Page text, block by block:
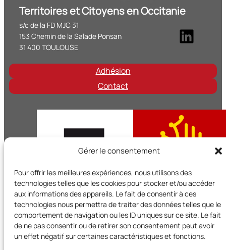
Gérer le consentement
Pour offrir les meilleures expériences, nous utilisons des
technologies telles que les cookies pour stocker et/ou accéder
aux informations des appareils. Le fait de consentir à ces
technologies nous permettra de traiter des données telles que le
comportement de navigation ou les ID uniques sur ce site. Le fait
de ne pas consentir ou de retirer son consentement peut avoir
un effet négatif sur certaines caractéristiques et fonctions.
Territoires et Citoyens en Occitanie
s/c de la FD MJC 31
153 Chemin de la Salade Ponsan
31 400 TOULOUSE
Adhésion
Contact
Territoires et Citoyens en Occitanie est un réseau régional
l’UNADEL et bénéficie du soutien de la Région Occitanie